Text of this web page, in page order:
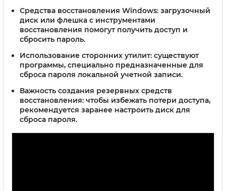
Средства восстановления Windows: загрузочный
диск или флешка с инструментами
восстановления помогут получить доступ и
сбросить пароль.
Использование сторонних утилит: существуют
программы, специально предназначенные для
сброса пароля локальной учетной записи.
Важность создания резервных средств
восстановления: чтобы избежать потери доступа,
рекомендуется заранее настроить диск для
сброса пароля.